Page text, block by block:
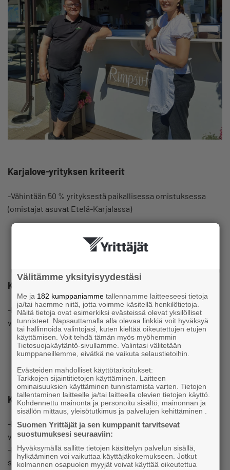
Karjalove-yrityksen kriteerit
-Vähintään 50 % yrityksestä paikallisessa omistuksessa
(omistajat asuvat Etelä-Karjalassa)
Karjalove-sertifikaatin myöntäminen
-Karjalove-merkkitoimikunta kokoontuu kahden viikon
välein käsittelemään hakemukset
Karjalove-verkostoon liittyvä yritys saa käyttöönsä
-Karjalove-materiaalit (logo, teippausmateriaalit, t-paita ja
vaihtuvat kampanjamateriaalit)
-Näkyvyyden verkkosivuilla, sosiaalisessa mediassa,
sanomalehdissä ja tapahtumissa
Välitämme yksityisyydestäsi
Me ja 182 kumppaniammetallennamme laitteeseesi tietoja
ja/tai haemme niitä, jotta voimme käsitellä henkilötietoja.
Näitä tietoja ovat esimerkiksi evästeissä olevat yksilölliset
tunnisteet. Napsauttamalla alla olevaa linkkiä voit hyväksyä
tai hallinnoida valintojasi, kuten kieltää oikeutettujen etujen
käyttämisen. Voit tehdä tämän myös myöhemmin
Tietosuojakäytäntö-sivullamme. Valintasi välitetään
kumppaneillemme, eivätkä ne vaikuta selaustietoihin.
Evästeiden mahdolliset käyttötarkoitukset:
Tarkkojen sijaintitietojen käyttäminen. Laitteen
ominaisuuksien käyttäminen tunnistamista varten. Tietojen
tallentaminen laitteelle ja/tai laitteella olevien tietojen käyttö.
Kohdennettu mainonta ja personoitu sisältö, mainonnan ja
sisällön mittaus, yleisötutkimus ja palvelujen kehittäminen .
Suomen Yrittäjät ja sen kumppanit tarvitsevat
suostumuksesi seuraaviin:
Hyväksymällä sallitte tietojen käsittelyn palvelun sisällä,
hylkääminen voi vaikuttaa käyttäjäkokemukseen. Jotkut
kolmannen osapuolen myyjät voivat käyttää oikeutettua